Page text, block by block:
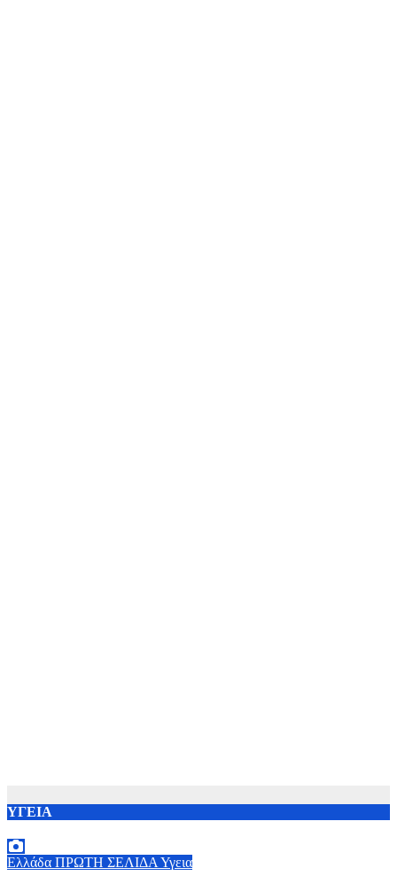
ΥΓΕΙΑ
Ελλάδα ΠΡΩΤΗ ΣΕΛΙΔΑΥγεια